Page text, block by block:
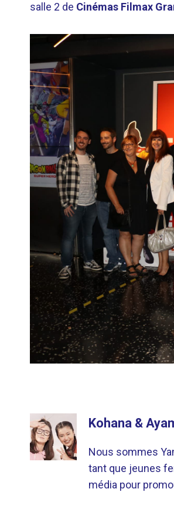
salle 2 de Cinémas Filmax
Kohana &
Nous sommes
tant que jeunes
média pour